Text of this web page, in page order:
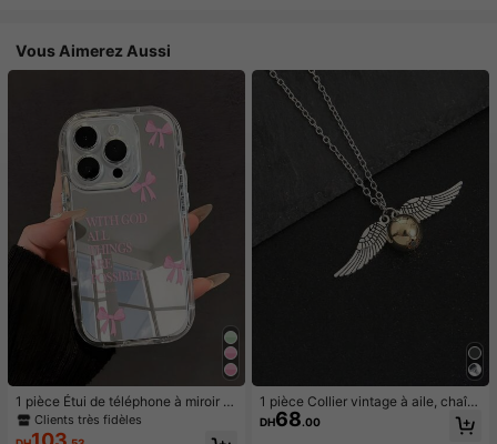
Vous Aimerez Aussi
1 pièce Étui de téléphone à miroir ro
se minimaliste, style fille avec motif
nœud papillon, slogan religieux. Étu
Clients très fidèles
1 pièce Collier vintage à aile, chaîn
e de pull, accessoire quotidien déc
DH68.00